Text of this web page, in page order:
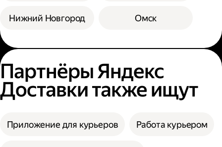
Нижний Новгород Омск
Партнёры Яндекс
Доставки также ищут
Приложение для курьеров Работа курьером